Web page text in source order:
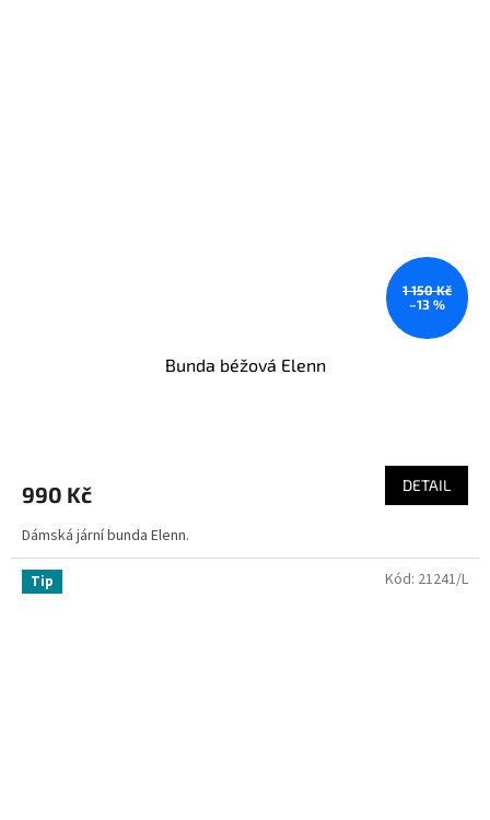
1 150 Kč
–13 %
Bunda béžová Elenn
990 Kč DETAIL
Dámská jární bunda Elenn.
Tip Kód: 21241/L